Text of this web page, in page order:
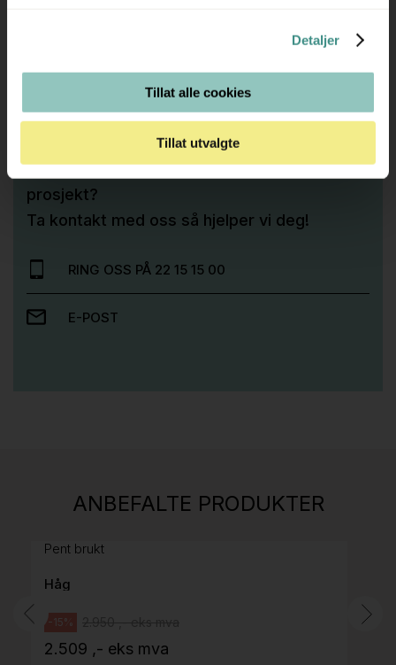
Detaljer
Tillat alle cookies
Tillat utvalgte
Trenger du hjelp med et større kjøp eller
prosjekt?
Ta kontakt med oss så hjelper vi deg!
RING OSS PÅ 22 15 15 00
E-POST
ANBEFALTE PRODUKTER
H05 5600 Swingback-armlene Mørk
Pent brukt
Håg
-15%
2.509 ,- eks mva